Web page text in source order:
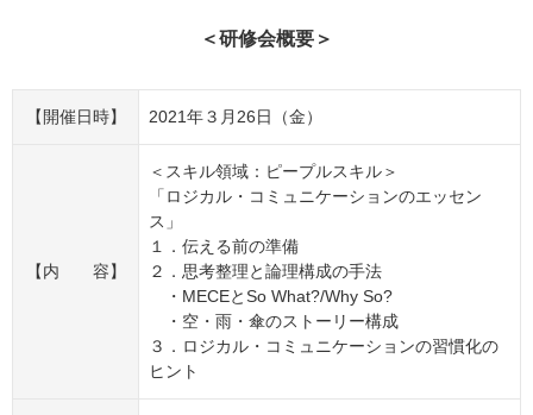
＜研修会概要＞
【開催日時】 2021年３月26日（金）
【内 容】
＜スキル領域：ピープルスキル＞
「ロジカル・コミュニケーションのエッセン
ス」
１．伝える前の準備
２．思考整理と論理構成の手法
・MECEとSo What?/Why So?
・空・雨・傘のストーリー構成
３．ロジカル・コミュニケーションの習慣化の
ヒント